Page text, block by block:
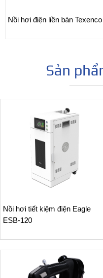
Nồi hơi điện liền bàn
Sản
Nồi hơi tiết kiệm điện Eagle
ESB-120